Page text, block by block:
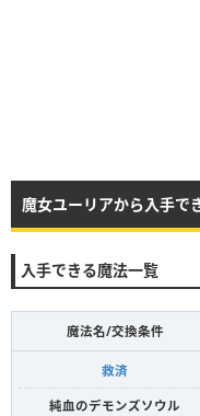
魔女ユーリアから入手で
入手できる魔法一覧
魔法名/交換条件
救済
純血のデモンズソウル